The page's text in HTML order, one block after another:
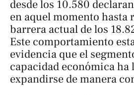
desde los 10.580
en aquel momento hasta
barrera actual de los
Este comportamiento
evidencia que el
capacidad económica ha
expandirse de manera